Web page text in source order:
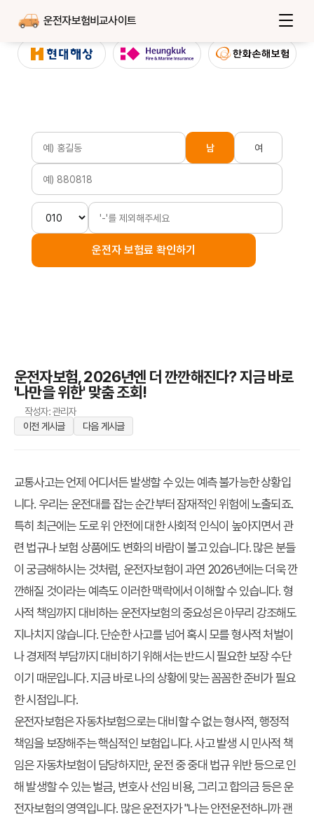
운전자보험비교사이트
남 여
운전자 보험료 확인하기
운전자보험, 2026년엔 더 깐깐해진다? 지금 바로
'나만을 위한' 맞춤 조회!
작성자: 관리자
이전 게시글
다음 게시글
교통사고는 언제 어디서든 발생할 수 있는 예측 불가능한 상황입
니다. 우리는 운전대를 잡는 순간부터 잠재적인 위험에 노출되죠.
특히 최근에는 도로 위 안전에 대한 사회적 인식이 높아지면서 관
련 법규나 보험 상품에도 변화의 바람이 불고 있습니다. 많은 분들
이 궁금해하시는 것처럼, 운전자보험이 과연 2026년에는 더욱 깐
깐해질 것이라는 예측도 이러한 맥락에서 이해할 수 있습니다. 형
사적 책임까지 대비하는 운전자보험의 중요성은 아무리 강조해도
지나치지 않습니다. 단순한 사고를 넘어 혹시 모를 형사적 처벌이
나 경제적 부담까지 대비하기 위해서는 반드시 필요한 보장 수단
이기 때문입니다. 지금 바로 나의 상황에 맞는 꼼꼼한 준비가 필요
한 시점입니다.
운전자보험은 자동차보험으로는 대비할 수 없는 형사적, 행정적
책임을 보장해주는 핵심적인 보험입니다. 사고 발생 시 민사적 책
임은 자동차보험이 담당하지만, 운전 중 중대 법규 위반 등으로 인
해 발생할 수 있는 벌금, 변호사 선임 비용, 그리고 합의금 등은 운
전자보험의 영역입니다. 많은 운전자가 "나는 안전운전하니까 괜